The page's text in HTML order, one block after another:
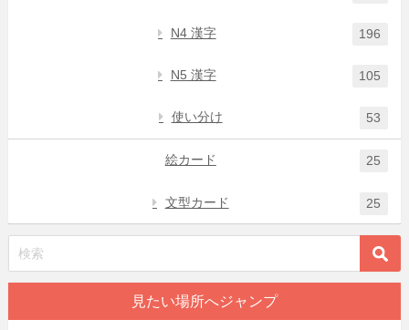
N4 漢字 196
N5 漢字 105
使い分け 53
絵カード 25
文型カード 25
見たい場所へジャンプ